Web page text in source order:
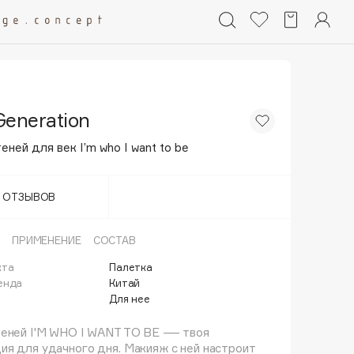
для век I’m who I want to be
ОТЗЫВОВ
ПРИМЕНЕНИЕ СОСТАВ
Палетка
Китай
Для нее
I'M WHO I WANT TO BE — твоя
для удачного дня. Макияж с ней настроит